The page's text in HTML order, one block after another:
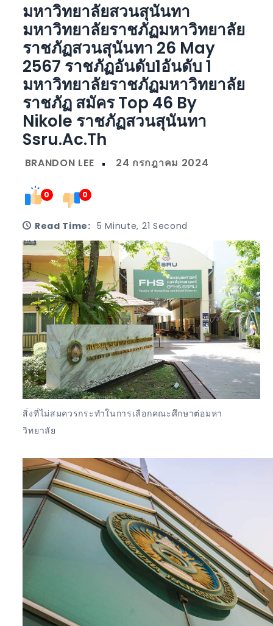
มหาวิทยาลัยสวนสุนันทา
มหาวิทยาลัยราชภัฏมหาวิทยาลัย
ราชภัฏสวนสุนันทา 26 May
2567 ราชภัฏอันดับ1อันดับ 1
มหาวิทยาลัยราชภัฏมหาวิทยาลัย
ราชภัฏ สมัคร Top 46 By
Nikole ราชภัฏสวนสุนันทา
Ssru.ac.th
0 0
Read Time: 5 Minute, 21 Second
สิ่งที่ไม่สมควรกระทำในการเลือกคณะศึกษาต่อมหา
วิทยาลัย